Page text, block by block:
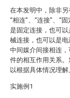
在本发明中，除非另
“相连”、“连接”、“
是固定连接，也可
械连接，也可以是
中间媒介间接相连
件的相互作用关系
以根据具体情况理
实施例1